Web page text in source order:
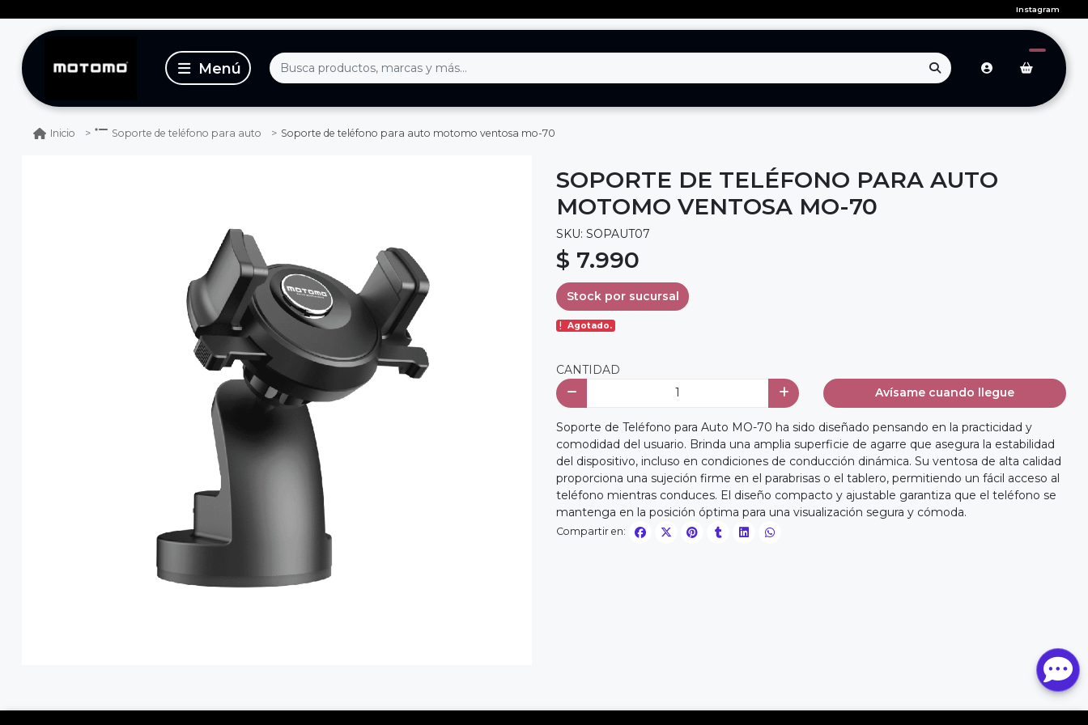
Instagram
Inicio Soporte de teléfono para auto Soporte de teléfono para auto motomo ventosa mo-70
SOPORTE DE TELÉFONO PARA AUTO
MOTOMO VENTOSA MO-70
SKU: SOPAUT07
$ 7.990
Stock por sucursal
Agotado.
CANTIDAD
Avísame cuando llegue
Soporte de Teléfono para Auto MO-70 ha sido diseñado pensando en la practicidad y
comodidad del usuario. Brinda una amplia superficie de agarre que asegura la estabilidad
del dispositivo, incluso en condiciones de conducción dinámica. Su ventosa de alta calidad
proporciona una sujeción firme en el parabrisas o el tablero, permitiendo un fácil acceso al
teléfono mientras conduces. El diseño compacto y ajustable garantiza que el teléfono se
mantenga en la posición óptima para una visualización segura y cómoda.
Compartir en: